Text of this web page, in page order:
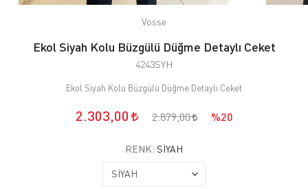
Vosse
Ekol Siyah Kolu Büzgülü Düğme Detaylı Ceket
4243SYH
Ekol Siyah Kolu Büzgülü Düğme Detaylı Ceket
2.303,00 2.879,00 %20
RENK: SİYAH